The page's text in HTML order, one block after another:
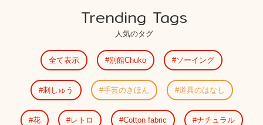
Trending Tags
人気のタグ
全て表示 別館Chuko ソーイング
刺しゅう 手芸のきほん 道具のはなし
花 レトロ Cotton fabric ナチュラル